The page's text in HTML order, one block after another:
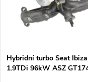
p
s
Hybridní turbo Seat Ibiza
1.9TDi 96kW ASZ